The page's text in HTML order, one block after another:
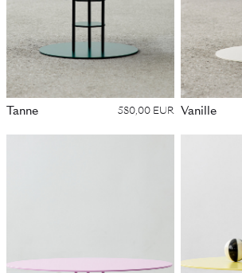
Tanne 580,00 EUR Vanille